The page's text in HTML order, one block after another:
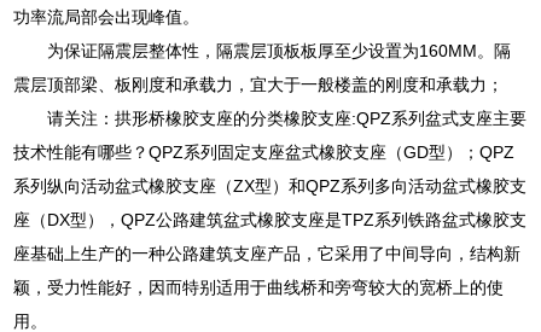
功率流局部会出现峰值。
为保证隔震层整体性，隔震层顶板板厚至少设置为160MM。隔
震层顶部梁、板刚度和承载力，宜大于一般楼盖的刚度和承载力；
请关注：拱形桥橡胶支座的分类橡胶支座:QPZ系列盆式支座主要
技术性能有哪些？QPZ系列固定支座盆式橡胶支座（GD型）；QPZ
系列纵向活动盆式橡胶支座（ZX型）和QPZ系列多向活动盆式橡胶支
座（DX型），QPZ公路建筑盆式橡胶支座是TPZ系列铁路盆式橡胶支
座基础上生产的一种公路建筑支座产品，它采用了中间导向，结构新
颖，受力性能好，因而特别适用于曲线桥和旁弯较大的宽桥上的使
用。